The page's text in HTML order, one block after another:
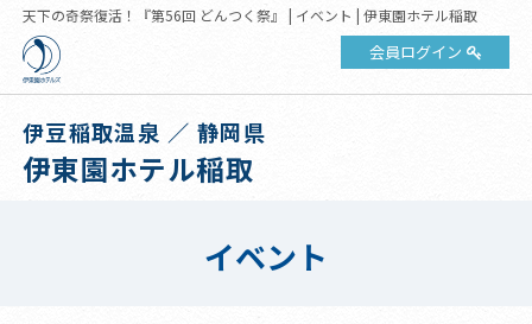
天下の奇祭復活！『第56回 どんつく祭』 | イベント | 伊東園ホテル稲取
会員ログイン
伊豆稲取温泉 ／ 静岡県
伊東園ホテル稲取
イベント